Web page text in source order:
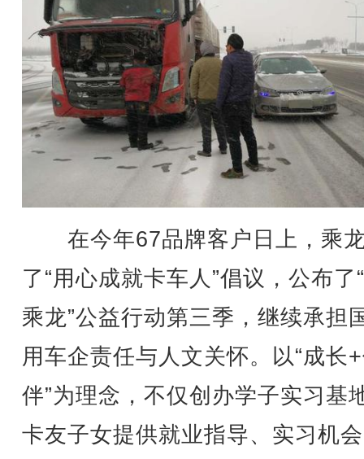
在今年67品牌客户日上，乘
了“用心成就卡车人”倡议，公布了
乘龙”公益行动第三季，继续承担
用车企责任与人文关怀。以“成长
伴”为理念，不仅创办学子实习基
卡友子女提供就业指导、实习机